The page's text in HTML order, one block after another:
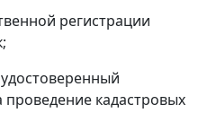
регистрации
кадастровых